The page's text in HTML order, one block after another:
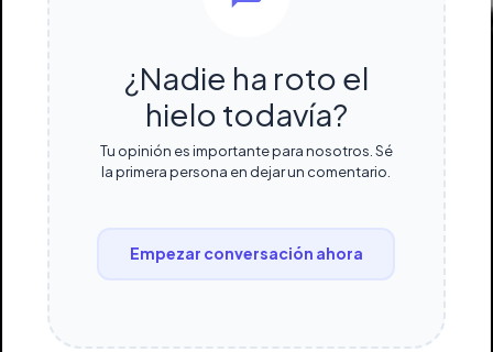
¿Nadie ha roto el
hielo todavía?
Tu opinión es importante para nosotros. Sé
la primera persona en dejar un comentario.
Empezar conversación ahora